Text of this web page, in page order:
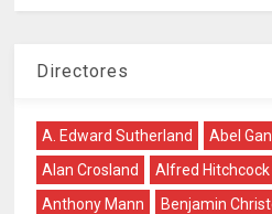
Directores
A. Edward Sutherland Abel
Alan Crosland
Alfred Hitchcock
Anthony Mann
Benjamin